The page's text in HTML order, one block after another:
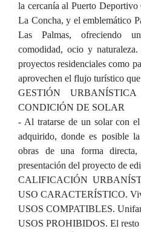
la cercanía al Puerto
La Concha, y el emblemático
Las Palmas, ofreciendo
comodidad, ocio y
proyectos residenciales como
aprovechen el flujo turístico
GESTIÓN
CONDICIÓN DE SOLAR
- Al tratarse de un solar con
adquirido, donde es posible
obras de una forma
presentación del proyecto de
CALIFICACIÓN
USO CARACTERÍSTICO.
USOS COMPATIBLES.
USOS PROHIBIDOS. El resto